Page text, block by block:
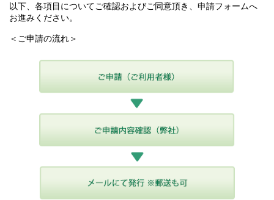
以下、各項目についてご確認およびご同意頂き、申請フォームへ
お進みください。
＜ご申請の流れ＞